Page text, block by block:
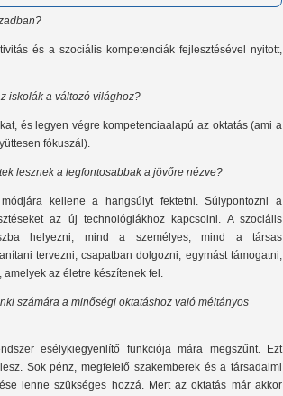
és a szociális kompetenciák fejlesztésével nyitott,
iskolák a változó világhoz?
és legyen végre kompetenciaalapú az oktatás (ami a
fókuszál).
lesznek a legfontosabbak a jövőre nézve?
kellene a hangsúlyt fektetni. Súlypontozni a
az új technológiákhoz kapcsolni. A szociális
helyezni, mind a személyes, mind a társas
tervezni, csapatban dolgozni, egymást támogatni,
az életre készítenek fel.
számára a minőségi oktatáshoz való méltányos
esélykiegyenlítő funkciója mára megszűnt. Ezt
Sok pénz, megfelelő szakemberek és a társadalmi
lenne szükséges hozzá. Mert az oktatás már akkor